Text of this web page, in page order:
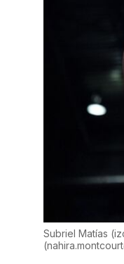
Subriel Matías
(